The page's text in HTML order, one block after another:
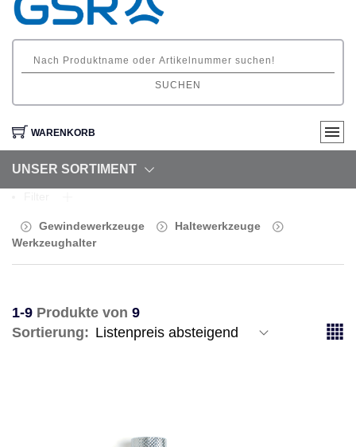
SUCHEN
WARENKORB
UNSER SORTIMENT
Gewindewerkzeuge
Haltewerkzeuge
Werkzeughalter
1-9 Produkte von 9
Sortierung: